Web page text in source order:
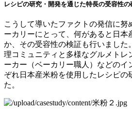
レシピの研究・開発を通じた特長の受容性の
こうして導いたファクトの発信に努
ーカリーにとって、何があると日本
か、その受容性の検証も行いました
理コミュニティと多様なグルメトレ
ーカー（ベーカリー職人）などのイ
ぞれ日本産米粉を使用したレシピの
た。